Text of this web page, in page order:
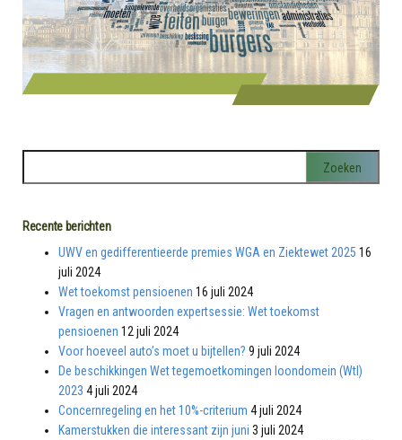
Recente berichten
UWV en gedifferentieerde premies WGA en Ziektewet 2025 16
juli 2024
Wet toekomst pensioenen 16 juli 2024
Vragen en antwoorden expertsessie: Wet toekomst
pensioenen 12 juli 2024
Voor hoeveel auto’s moet u bijtellen? 9 juli 2024
De beschikkingen Wet tegemoetkomingen loondomein (Wtl)
2023 4 juli 2024
Concernregeling en het 10%-criterium 4 juli 2024
Kamerstukken die interessant zijn juni 3 juli 2024